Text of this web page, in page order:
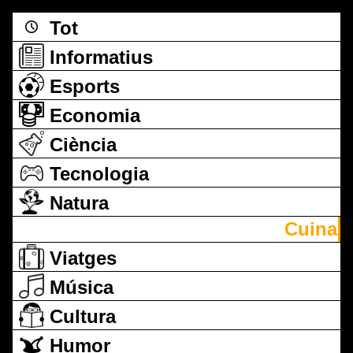
Tot
Informatius
Esports
Economia
Ciència
Tecnologia
Natura
Cuina
Viatges
Música
Cultura
Humor